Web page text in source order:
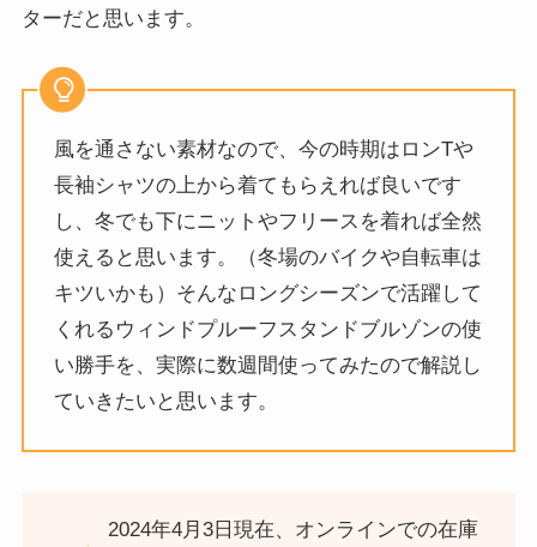
ターだと思います。
風を通さない素材なので、今の時期はロンTや
長袖シャツの上から着てもらえれば良いです
し、冬でも下にニットやフリースを着れば全然
使えると思います。（冬場のバイクや自転車は
キツいかも）そんなロングシーズンで活躍して
くれるウィンドプルーフスタンドブルゾンの使
い勝手を、実際に数週間使ってみたので解説し
ていきたいと思います。
2024年4月3日現在、オンラインでの在庫